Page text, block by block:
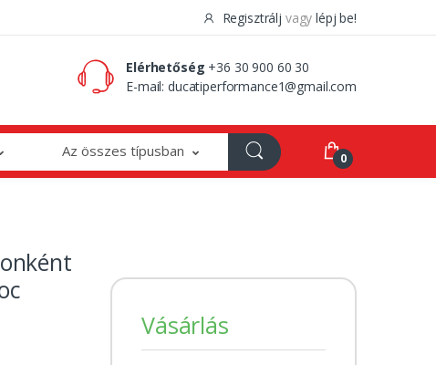
Regisztrálj vagy lépj be!
Elérhetőség +36 30 900 60 30
E-mail:ducatiperformance1@gmail.com
Az összes típusban 0
Vásárlás